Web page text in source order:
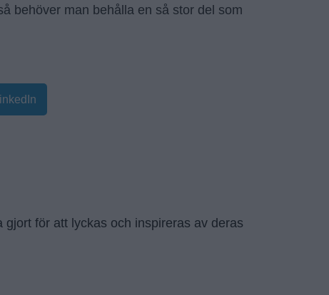
behöver man behålla en så stor del som
för att lyckas och inspireras av deras